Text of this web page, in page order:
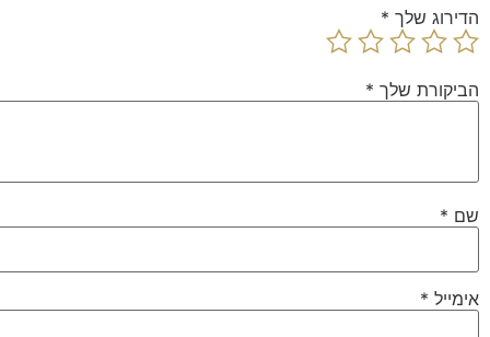
הדירוג שלך *
הביקורת שלך *
שם *
אימייל *